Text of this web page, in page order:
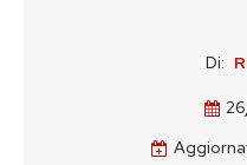
Di: